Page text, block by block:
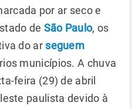
por ar seco e
de São Paulo, os
do arseguem
municípios. A chuva
feira (29) de abril
paulista devido à